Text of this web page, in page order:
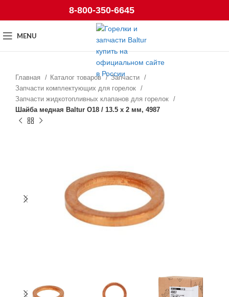
8-800-350-6645
MENU
Главная Каталог товаров
Запчасти
Запчасти комплектующих для горелок
Запчасти жидкотопливных клапанов для горелок
Шайба медная Baltur O18 / 13.5 x 2 мм, 4987